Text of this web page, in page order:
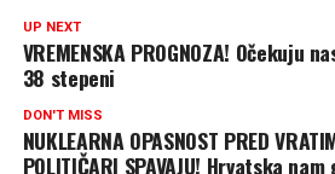
UP NEXT
VREMENSKA PROGNOZA! Očekuju
38 stepeni
DON'T MISS
NUKLEARNA OPASNOST PRED
POLITIČARI SPAVAJU! Hrvatska